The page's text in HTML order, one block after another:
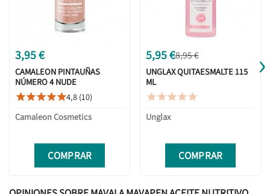
3,95 €
CAMALEON PINTAUÑAS
NÚMERO 4 NUDE
4,8 (10)
Camaleon Cosmetics
COMPRAR
5,95 €8,95 €
UNGLAX QUITAESMALTE 115
ML

Unglax
COMPRAR
›